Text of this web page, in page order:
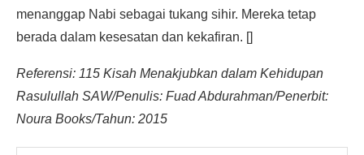
menanggap Nabi sebagai tukang sihir. Mereka tetap
berada dalam kesesatan dan kekafiran. []
Referensi: 115 Kisah Menakjubkan dalam Kehidupan
Rasulullah SAW/Penulis: Fuad Abdurahman/Penerbit:
Noura Books/Tahun: 2015